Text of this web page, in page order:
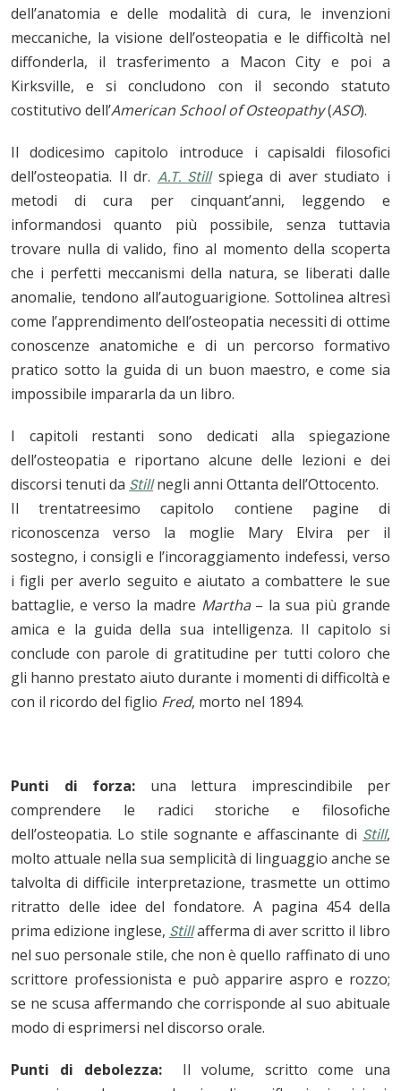
dell’anatomia e delle modalità di cura, le invenzioni
meccaniche, la visione dell’osteopatia e le difficoltà nel
diffonderla, il trasferimento a Macon City e poi a
Kirksville, e si concludono con il secondo statuto
costitutivo dell’American School of Osteopathy(ASO).
Il dodicesimo capitolo introduce i capisaldi filosofici
dell’osteopatia. Il dr. A.T. Stillspiega di aver studiato i
metodi di cura per cinquant’anni, leggendo e
informandosi quanto più possibile, senza tuttavia
trovare nulla di valido, fino al momento della scoperta
che i perfetti meccanismi della natura, se liberati dalle
anomalie, tendono all’autoguarigione. Sottolinea altresì
come l’apprendimento dell’osteopatia necessiti di ottime
conoscenze anatomiche e di un percorso formativo
pratico sotto la guida di un buon maestro, e come sia
impossibile impararla da un libro.
I capitoli restanti sono dedicati alla spiegazione
dell’osteopatia e riportano alcune delle lezioni e dei
discorsi tenuti da Stillnegli anni Ottanta dell’Ottocento.
Il trentatreesimo capitolo contiene pagine di
riconoscenza verso la moglie Mary Elvira per il
sostegno, i consigli e l’incoraggiamento indefessi, verso
i figli per averlo seguito e aiutato a combattere le sue
battaglie, e verso la madre Martha– la sua più grande
amica e la guida della sua intelligenza. Il capitolo si
conclude con parole di gratitudine per tutti coloro che
gli hanno prestato aiuto durante i momenti di difficoltà e
con il ricordo del figlio Fred, morto nel 1894.
Punti di forza: una lettura imprescindibile per
comprendere le radici storiche e filosofiche
dell’osteopatia. Lo stile sognante e affascinante di Still,
molto attuale nella sua semplicità di linguaggio anche se
talvolta di difficile interpretazione, trasmette un ottimo
ritratto delle idee del fondatore. A pagina 454 della
prima edizione inglese, Stillafferma di aver scritto il libro
nel suo personale stile, che non è quello raffinato di uno
scrittore professionista e può apparire aspro e rozzo;
se ne scusa affermando che corrisponde al suo abituale
modo di esprimersi nel discorso orale.
Punti di debolezza:
Il volume, scritto come una